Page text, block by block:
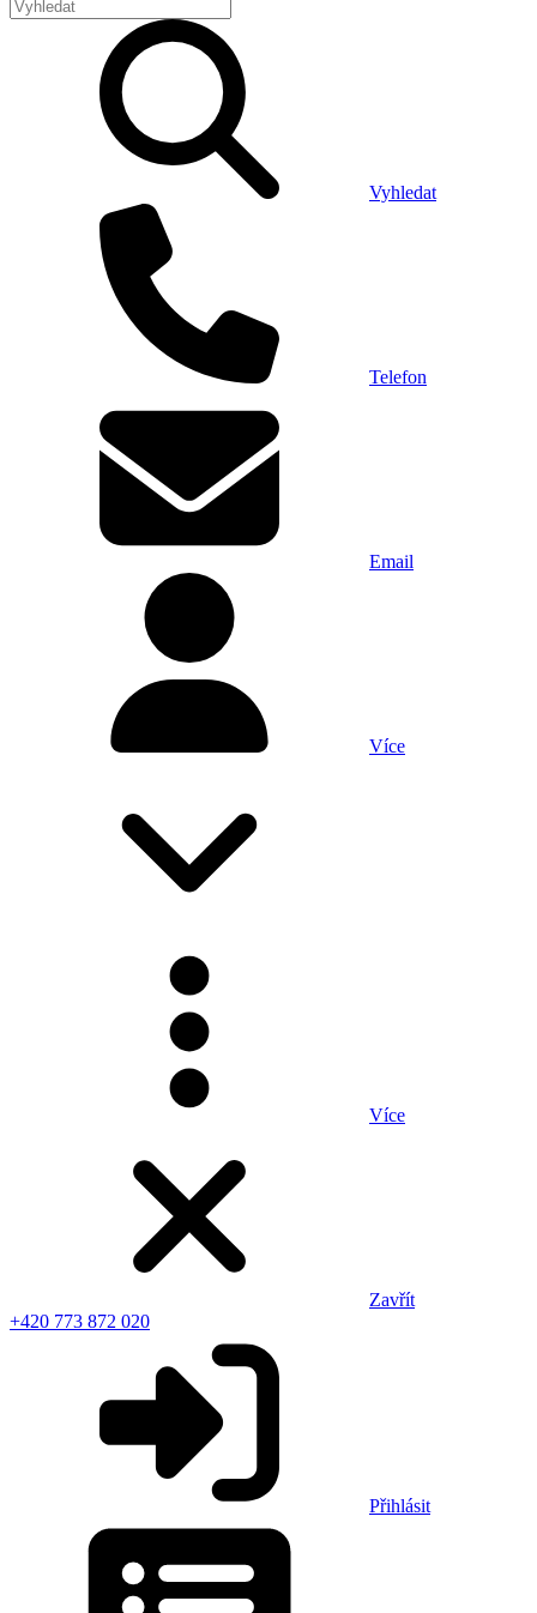
Vyhledat
Telefon
Email
Více
Více
Zavřít
+420 773 872 020
Přihlásit